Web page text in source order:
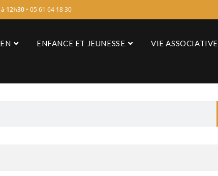
12h30 • 05 61 64 18 30
ENFANCE ET JEUNESSE VIE ASSOCIATIVE